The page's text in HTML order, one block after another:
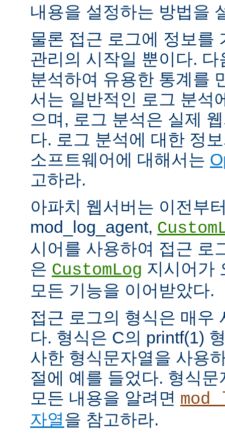
내용을 설정하는 방법을
물론 접근 로그에 정보를
관리의 시작일 뿐이다.
분석하여 유용한 통계를
서는 일반적인 로그 분석
으며, 로그 분석은 실제
다. 로그 분석에 대한 정
소프트웨어에 대해서는
고하라.
아파치 웹서버는 이전부
mod_log_agent,
시어를 사용하여 접근 로
은 CustomLog 지시어가
모든 기능을 이어받았다.
접근 로그의 형식은 매우
다. 형식은 C의 printf(1)
사한 형식문자열을 사용
절에 예를 들었다. 형식
모든 내용을 알려면
자열을 참고하라.